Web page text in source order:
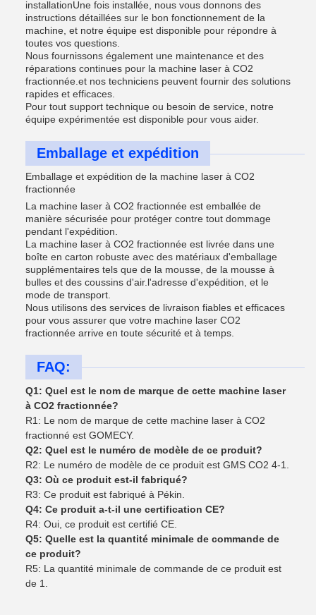
installationUne fois installée, nous vous donnons des
instructions détaillées sur le bon fonctionnement de la
machine, et notre équipe est disponible pour répondre à
toutes vos questions.
Nous fournissons également une maintenance et des
réparations continues pour la machine laser à CO2
fractionnée.et nos techniciens peuvent fournir des solutions
rapides et efficaces.
Pour tout support technique ou besoin de service, notre
équipe expérimentée est disponible pour vous aider.
Emballage et expédition
Emballage et expédition de la machine laser à CO2
fractionnée
La machine laser à CO2 fractionnée est emballée de
manière sécurisée pour protéger contre tout dommage
pendant l'expédition.
La machine laser à CO2 fractionnée est livrée dans une
boîte en carton robuste avec des matériaux d'emballage
supplémentaires tels que de la mousse, de la mousse à
bulles et des coussins d'air.l'adresse d'expédition, et le
mode de transport.
Nous utilisons des services de livraison fiables et efficaces
pour vous assurer que votre machine laser CO2
fractionnée arrive en toute sécurité et à temps.
FAQ:
Q1: Quel est le nom de marque de cette machine laser
à CO2 fractionnée?
R1: Le nom de marque de cette machine laser à CO2
fractionné est GOMECY.
Q2: Quel est le numéro de modèle de ce produit?
R2: Le numéro de modèle de ce produit est GMS CO2 4-1.
Q3: Où ce produit est-il fabriqué?
R3: Ce produit est fabriqué à Pékin.
Q4: Ce produit a-t-il une certification CE?
R4: Oui, ce produit est certifié CE.
Q5: Quelle est la quantité minimale de commande de
ce produit?
R5: La quantité minimale de commande de ce produit est
de 1.